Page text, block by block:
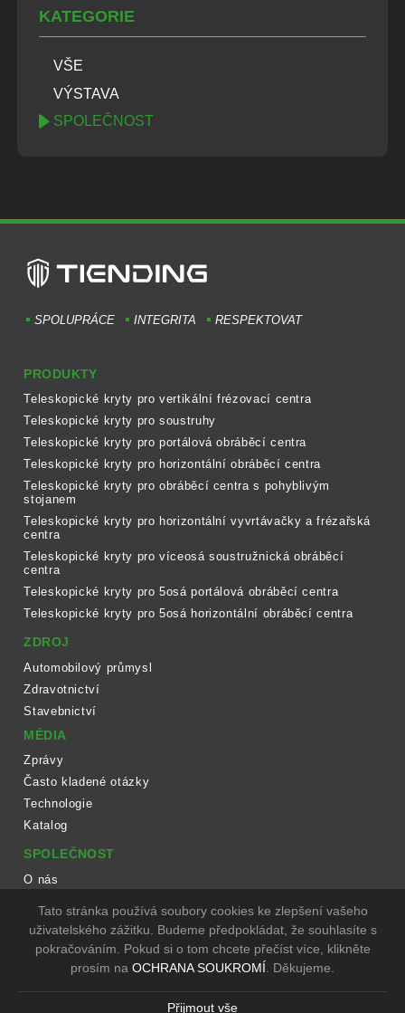
KATEGORIE
VŠE
VÝSTAVA
SPOLEČNOST
SPOLUPRÁCE INTEGRITA RESPEKTOVAT
PRODUKTY
Teleskopické kryty pro vertikální frézovací centra
Teleskopické kryty pro soustruhy
Teleskopické kryty pro portálová obráběcí centra
Teleskopické kryty pro horizontální obráběcí centra
Teleskopické kryty pro obráběcí centra s pohyblivým
stojanem
Teleskopické kryty pro horizontální vyvrtávačky a frézařská
centra
Teleskopické kryty pro víceosá soustružnická obráběcí
centra
Teleskopické kryty pro 5osá portálová obráběcí centra
Teleskopické kryty pro 5osá horizontální obráběcí centra
ZDROJ
Automobilový průmysl
Zdravotnictví
Stavebnictví
MÉDIA
Zprávy
Často kladené otázky
Technologie
Katalog
SPOLEČNOST
O nás
Zařízení
KONTAKT
Copyright © TIEN DING INDUSTRIAL CO., LTD. All Rights Reserved.
EZB2B
Tato stránka používá soubory cookies ke zlepšení vašeho
uživatelského zážitku. Budeme předpokládat, že souhlasíte s
pokračováním. Pokud si o tom chcete přečíst více, klikněte
prosím na OCHRANA SOUKROMÍ. Děkujeme.
Přijmout vše